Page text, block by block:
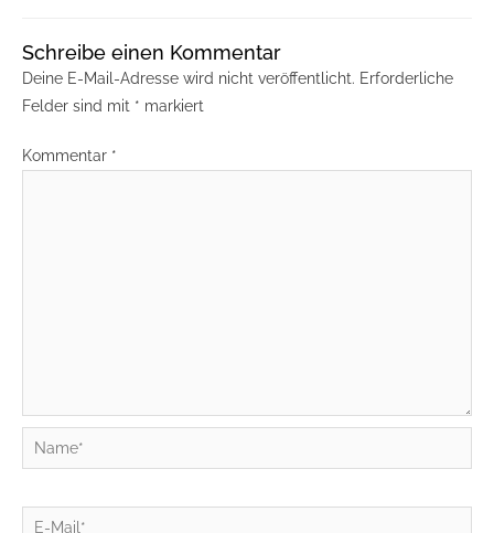
Schreibe einen Kommentar
Deine E-Mail-Adresse wird nicht veröffentlicht. Erforderliche
Felder sind mit * markiert
Kommentar *
Name*
E-